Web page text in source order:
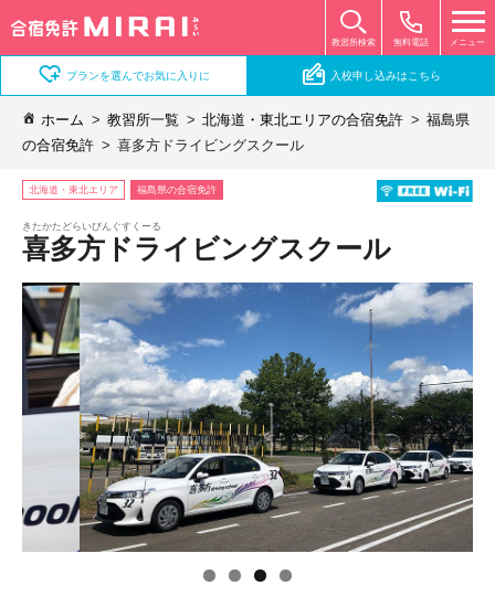
無料電話
教習所検索 メニュー
プランを選んでお気に入りに 入校申し込みはこちら
ホーム 教習所一覧 北海道・東北エリアの合宿免許
福島県
の合宿免許
喜多方ドライビングスクール
北海道・東北エリア 福島県の合宿免許
きたかたどらいびんぐすくーる
喜多方ドライビングスクール